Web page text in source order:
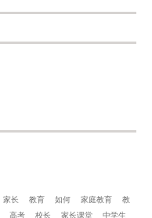
家长 教育 如何 家庭教育
教
高考 校长 家长课堂 中学生